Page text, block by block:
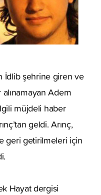
İdlib şehrine giren ve
Adem
müjdeli haber
geldi. Arınç,
geri getirilmeleri için
Hayat dergisi